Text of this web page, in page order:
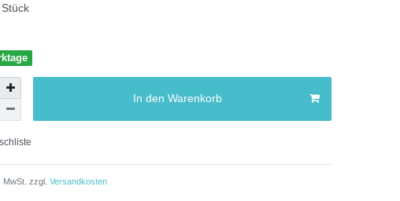
Stück
In den Warenkorb
MwSt. zzgl. Versandkosten